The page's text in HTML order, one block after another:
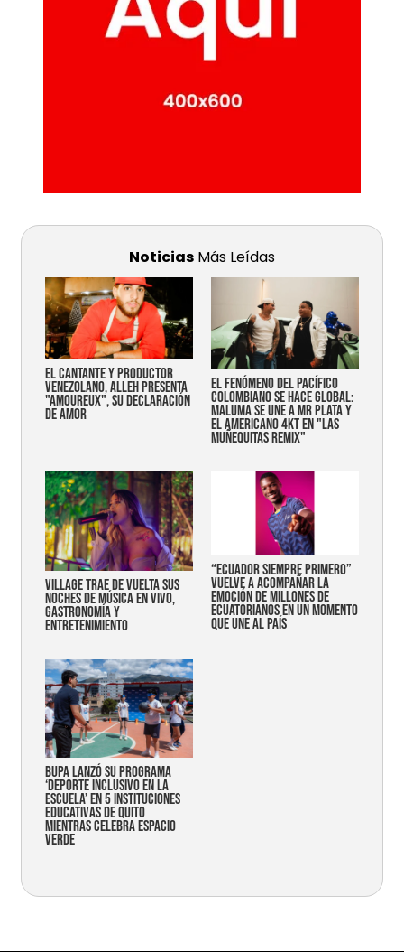
Noticias Más Leídas
EL CANTANTE Y PRODUCTOR
VENEZOLANO, ALLEH PRESENTA
"AMOUREUX", SU DECLARACIÓN
DE AMOR
EL FENÓMENO DEL PACÍFICO
COLOMBIANO SE HACE GLOBAL:
MALUMA SE UNE A MR PLATA Y
EL AMERICANO 4KT EN "LAS
MUÑEQUITAS REMIX"
Village trae de vuelta sus
noches de música en vivo,
gastronomía y
entretenimiento
“Ecuador siempre primero”
vuelve a acompañar la
emoción de millones de
ecuatorianos en un momento
que une al país
Bupa lanzó su programa
‘Deporte Inclusivo en la
Escuela’ en 5 instituciones
educativas de Quito
mientras celebra espacio
verde